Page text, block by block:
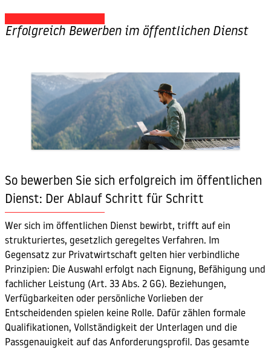
Erfolgreich Bewerben im öffentlichen Dienst
So bewerben Sie sich erfolgreich im öffentlichen
Dienst: Der Ablauf Schritt für Schritt
Wer sich im öffentlichen Dienst bewirbt, trifft auf ein
strukturiertes, gesetzlich geregeltes Verfahren. Im
Gegensatz zur Privatwirtschaft gelten hier verbindliche
Prinzipien: Die Auswahl erfolgt nach Eignung, Befähigung und
fachlicher Leistung (Art. 33 Abs. 2 GG). Beziehungen,
Verfügbarkeiten oder persönliche Vorlieben der
Entscheidenden spielen keine Rolle. Dafür zählen formale
Qualifikationen, Vollständigkeit der Unterlagen und die
Passgenauigkeit auf das Anforderungsprofil. Das gesamte